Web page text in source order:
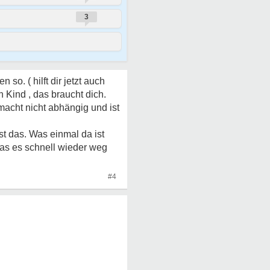
3
so. ( hilft dir jetzt auch
Kind , das braucht dich.
nicht abhängig und ist
das. Was einmal da ist
es schnell wieder weg
#4